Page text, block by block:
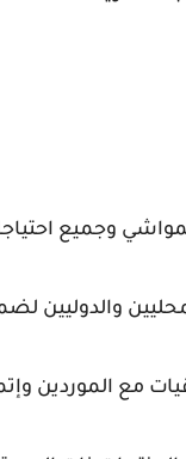
وجميع
مع الموردين